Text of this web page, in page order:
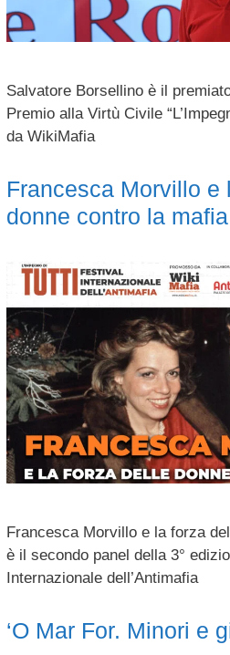
Salvatore Borsellino è il
Premio alla Virtù Civile
da WikiMafia
Francesca Morvillo e
donne contro la mafia
Francesca Morvillo e la forza
è il secondo panel della 3°
Internazionale dell’Antimafia
‘O Mar For. Minori e